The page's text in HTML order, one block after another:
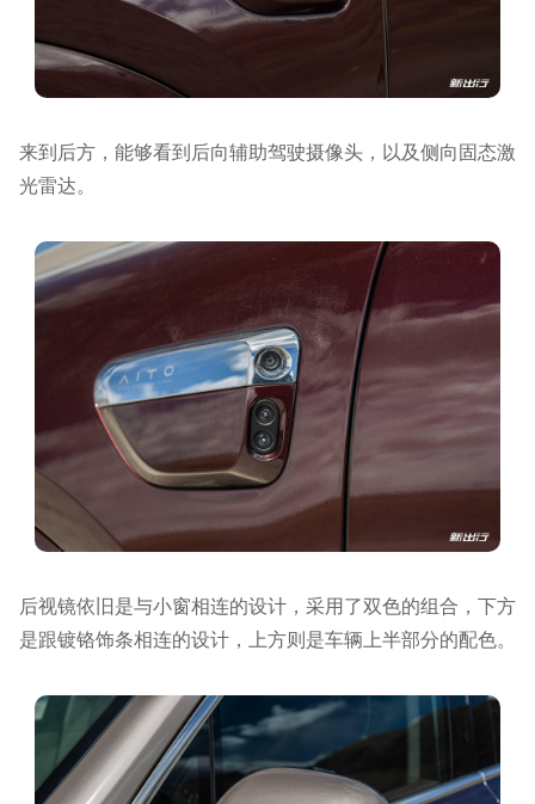
来到后方，能够看到后向辅助驾驶摄像头，以及侧向固态激
光雷达。
后视镜依旧是与小窗相连的设计，采用了双色的组合，下方
是跟镀铬饰条相连的设计，上方则是车辆上半部分的配色。